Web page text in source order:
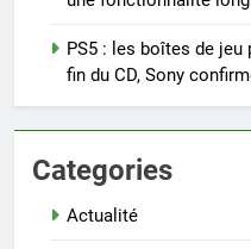
PS5 : les boîtes de
fin du CD, Sony
Categories
Actualité